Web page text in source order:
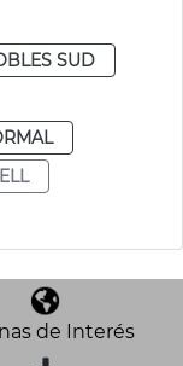
SUD
de Interés